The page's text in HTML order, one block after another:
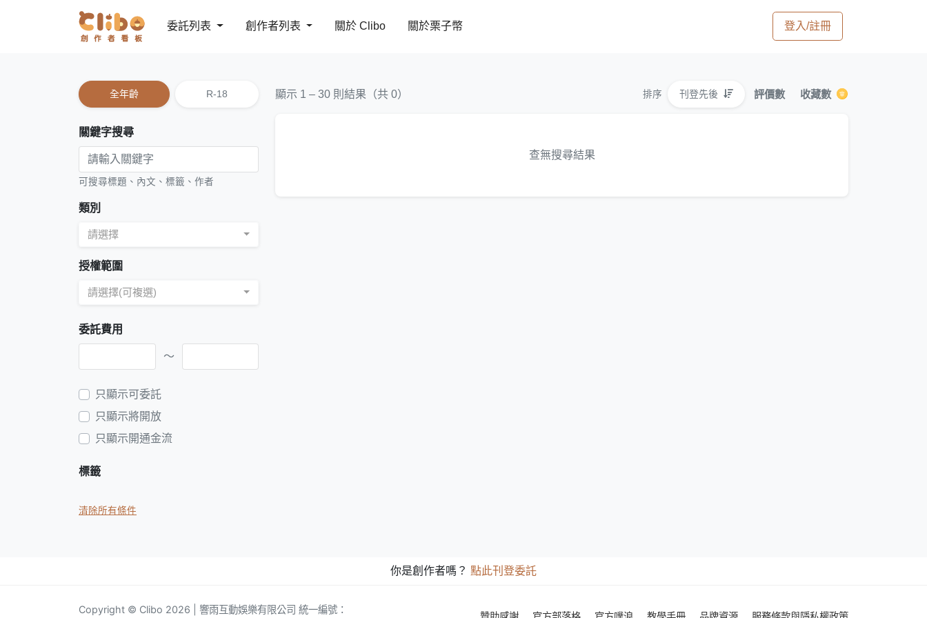
委託列表 創作者列表 關於 Clibo 關於栗子幣 登入/註冊
全年齡 R-18
關鍵字搜尋
可搜尋標題、內文、標籤、作者
類別
請選擇
授權範圍
請選擇(可複選)
委託費用
～
只顯示可委託
只顯示將開放
只顯示開通金流
標籤
清除所有條件
顯示 1 – 30 則結果（共 0） 排序 刊登先後 評價數 收藏數
查無搜尋結果
你是創作者嗎？ 點此刊登委託
Copyright © Clibo 2026 | 響雨互動娛樂有限公司 統一編號：